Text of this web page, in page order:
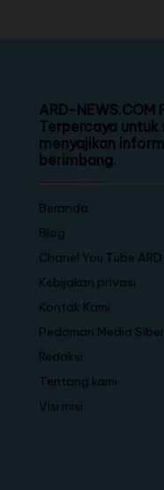
ARD-
Terpercaya untuk
menyajikan
berimbang.
Beranda
Blog
Chanel You Tube
Kebijakan privasi
Kontak Kami
Pedoman Media Siber
Redaksi
Tentang kami
Visi misi